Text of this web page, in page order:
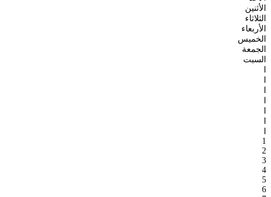
الأثنين
الثلاثاء
الأربعاء
الخميس
الجمعة
السبت
1
2
3
4
5
6